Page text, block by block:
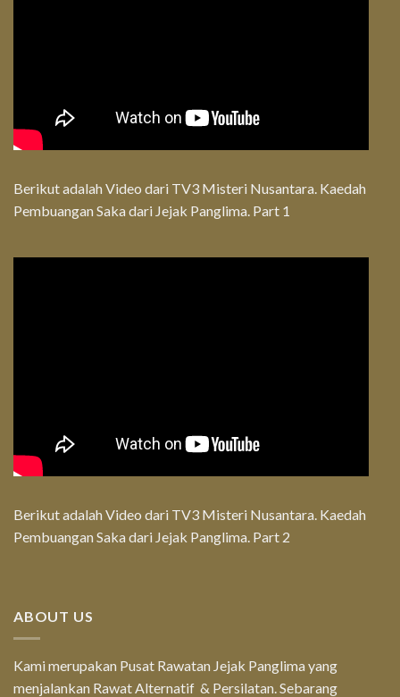
Berikut adalah Video dari TV3 Misteri Nusantara. Kaedah
Pembuangan Saka dari Jejak Panglima. Part 1
Berikut adalah Video dari TV3 Misteri Nusantara. Kaedah
Pembuangan Saka dari Jejak Panglima. Part 2
ABOUT US
Kami merupakan Pusat Rawatan Jejak Panglima yang
menjalankan Rawat Alternatif & Persilatan. Sebarang